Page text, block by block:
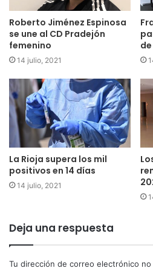
gobiernos.
Para el Partido Riojano, “nuestra
es con el 100% de los riojanos a
el más del 60% a los que
desde gobiernos regionalistas.
responsabilidad y coherencia”.
Los regionalistas entienden “el
tener que volver a votar y el
supone, debido a la
nacionales”.
Roberto Jiménez Espinosa
se une al CD Pradejón
femenino
14 julio, 2021
La Rioja supera los mil
positivos en 14 días
14 julio, 2021
Deja una respuesta
Tu dirección de correo electrónico no